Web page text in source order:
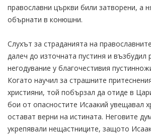
православни църкви били затворени, а
обърнати в конюшни.
Слухът за страданията на
далеч до източната пустиня и възбудил
негодувание у благочестивия
Когато научил за страшните
християни, той побързал да отиде в
бои от опасностите Исаакий увещавал
остават верни на истината. Неговите
укрепявали нещастниците, защото